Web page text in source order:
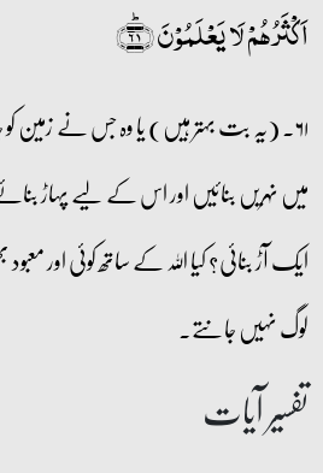
اَکۡثَرُہُمۡ لَا یَعۡلَمُوۡنَ ﴿ؕ۶۱﴾
۶۱۔ (یہ بت بہتر ہیں) یا وہ جس نے زمین
میں نہریں بنائیں اور اس کے لیے پہاڑ
ایک آڑ بنائی؟ کیا اللہ کے ساتھ کوئی اور
لوگ نہیں جانتے۔
تفسیر آیات